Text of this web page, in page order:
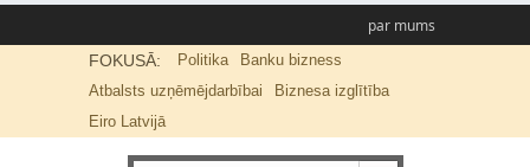
par mums
FOKUSĀ: Politika
Banku bizness
Atbalsts uzņēmējdarbībai
Biznesa izglītība
Eiro Latvijā